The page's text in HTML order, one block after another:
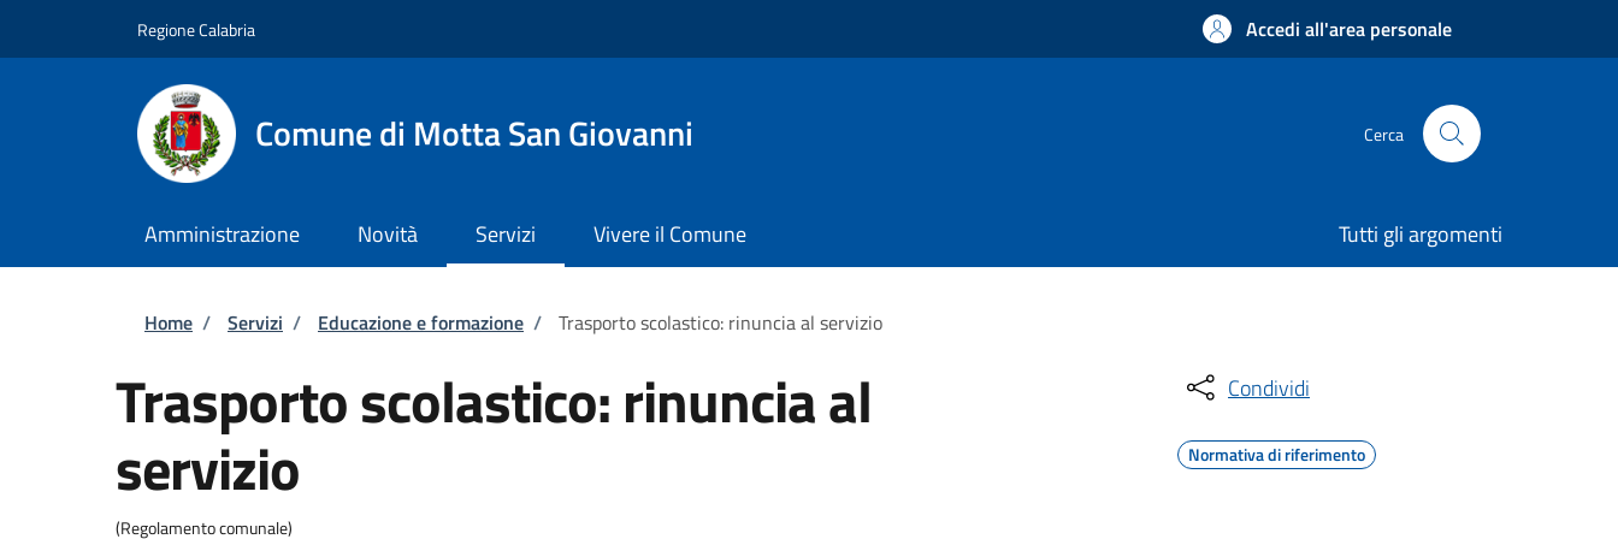
Regione Calabria Accedi all'area personale
Comune di Motta San Giovanni Cerca
Amministrazione Novità Servizi Vivere il Comune Tutti gli argomenti
Briciole di pane
Home / Servizi / Educazione e formazione / Trasporto scolastico: rinuncia al servizio
Trasporto scolastico: rinuncia al
servizio
(Regolamento comunale)
Condividi
Normativa di riferimento